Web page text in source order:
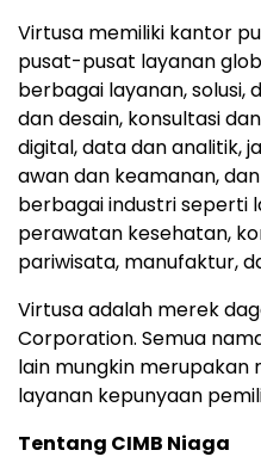
Virtusa memiliki kantor
pusat-pusat layanan
berbagai layanan,
dan desain, konsultasi
digital, data dan analitik,
awan dan keamanan,
berbagai industri seperti
perawatan kesehatan,
pariwisata, manufaktur,
Virtusa adalah merek
Corporation. Semua
lain mungkin
layanan kepunyaan
Tentang CIMB Niaga